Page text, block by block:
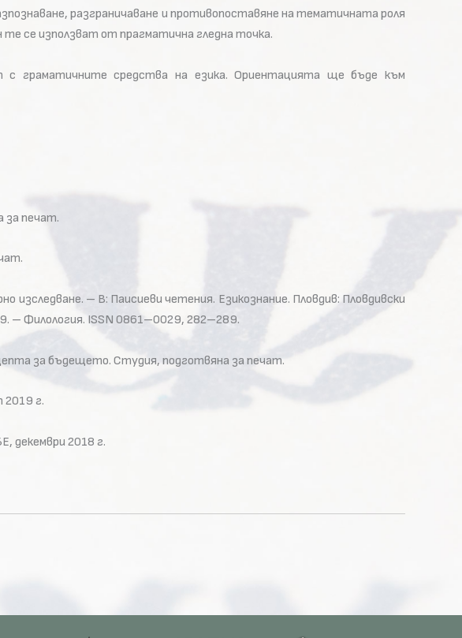
разграничаване и противопоставяне на тематичната роля
те се използват от прагматична гледна точка.
граматичните средства на езика. Ориентацията ще бъде към
за печат.
изследване. – В: Паисиеви четения. Езикознание. Пловдив: Пловдивски
– Филология. ISSN 0861–0029, 282–289.
за бъдещето. Студия, подготвяна за печат.
г.
декември 2018 г.